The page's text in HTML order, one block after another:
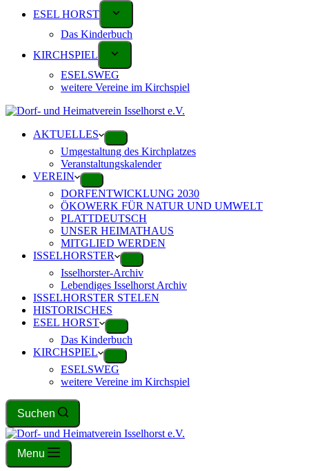
ESEL HORST
Das Kinderbuch
KIRCHSPIEL
ESELSWEG
weitere Vereine im Kirchspiel
AKTUELLES
Umgestaltung des Kirchplatzes
Veranstaltungskalender
VEREIN
DORFENTWICKLUNG 2030
ÖKOWERK FÜR NATUR UND UMWELT
PLATTDEUTSCH
UNSER HEIMATHAUS
MITGLIED WERDEN
ISSELHORSTER
Isselhorster-Archiv
Lebendiges Isselhorst Archiv
ISSELHORSTER STELEN
HISTORISCHES
ESEL HORST
Das Kinderbuch
KIRCHSPIEL
ESELSWEG
weitere Vereine im Kirchspiel
Suchen
Menu